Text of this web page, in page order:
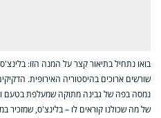
בואו נתחיל בתיאור קצר על המנה הזו:
שורשים ארוכים בהיסטוריה האירופית.
נמסה בפה של גבינה מתוקה שמעלפת בטעם
של מה שכולנו קוראים לו – בלינצ'ס,